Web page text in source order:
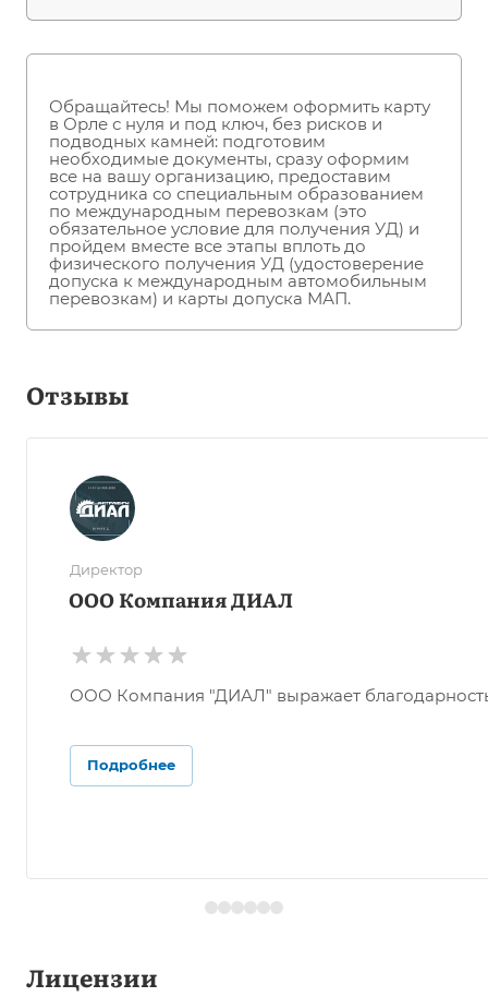
Обращайтесь! Мы поможем оформить карту
в Орле с нуля и под ключ, без рисков и
подводных камней: подготовим
необходимые документы, сразу оформим
все на вашу организацию, предоставим
сотрудника со специальным образованием
по международным перевозкам (это
обязательное условие для получения УД) и
пройдем вместе все этапы вплоть до
физического получения УД (удостоверение
допуска к международным автомобильным
перевозкам) и карты допуска МАП.
Отзывы
Директор
ООО Компания ДИАЛ
ООО Компания "ДИАЛ" выражает
Подробнее
Лицензии